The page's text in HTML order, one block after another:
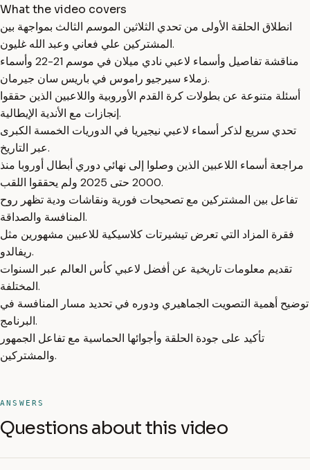
What the video covers
انطلاق الحلقة الأولى من تحدي الثلاثين الموسم الثالث بمواجهة بين
المشتركين علي فعاني وعبد الله غليون.
مناقشة تفاصيل وأسماء لاعبي نادي ميلان في موسم 21-22 وأسماء
زملاء سيرجيو راموس في باريس سان جيرمان.
أسئلة متنوعة عن بطولات كرة القدم الأوروبية واللاعبين الذين حققوا
إنجازات مع الأندية الإيطالية.
تحدي سريع لذكر أسماء لاعبي نيجيريا في الدوريات الخمسة الكبرى
عبر التاريخ.
مراجعة أسماء اللاعبين الذين وصلوا إلى نهائي دوري أبطال أوروبا منذ
2000 حتى 2025 ولم يحققوا اللقب.
تفاعل بين المشتركين مع تصحيحات فورية ونقاشات ودية تظهر روح
المنافسة والصداقة.
فقرة المزاد التي تعرض تيشيرتات كلاسيكية للاعبين مشهورين مثل
ريفالدو.
تقديم معلومات تاريخية عن أفضل لاعبي كأس العالم عبر السنوات
المختلفة.
توضيح أهمية التصويت الجماهيري ودوره في تحديد مسار المنافسة في
البرنامج.
تأكيد على جودة الحلقة وأجوائها الحماسية مع تفاعل الجمهور
والمشتركين.
ANSWERS
Questions about this video